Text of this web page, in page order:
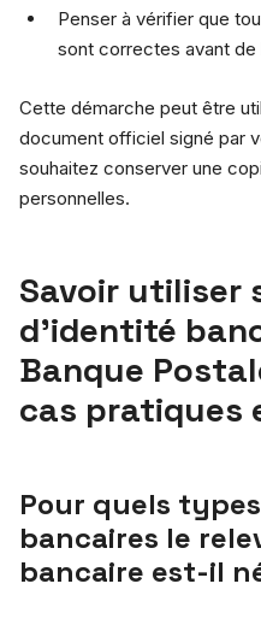
Penser à vérifier que
sont correctes avant de
Cette démarche peut être
document officiel signé par
souhaitez conserver une
personnelles.
Savoir utiliser
d’identité
Banque
cas pratiques
Pour quels
bancaires le
bancaire est-il